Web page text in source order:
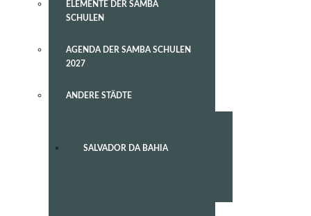
ELEMENTE DER SAMBA
SCHULEN
AGENDA DER SAMBA SCHULEN
2027
ANDERE STÄDTE
SALVADOR DA BAHIA